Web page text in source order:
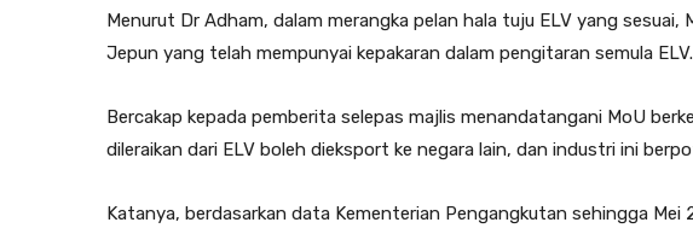
Menurut Dr Adham, dalam merangka pelan hala tuju ELV yang sesuai,
Jepun yang telah mempunyai kepakaran dalam pengitaran semula ELV.
Bercakap kepada pemberita selepas majlis menandatangani MoU
dileraikan dari ELV boleh dieksport ke negara lain, dan industri ini
Katanya, berdasarkan data Kementerian Pengangkutan sehingga